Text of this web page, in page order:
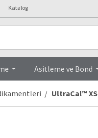
Katalog
Asitleme ve Bond
UltraCal™ XS